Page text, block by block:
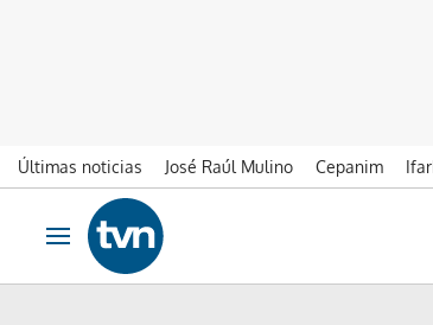
Últimas noticias José Raúl Mulino Cepanim
Ir al contenido
Obrir navegació